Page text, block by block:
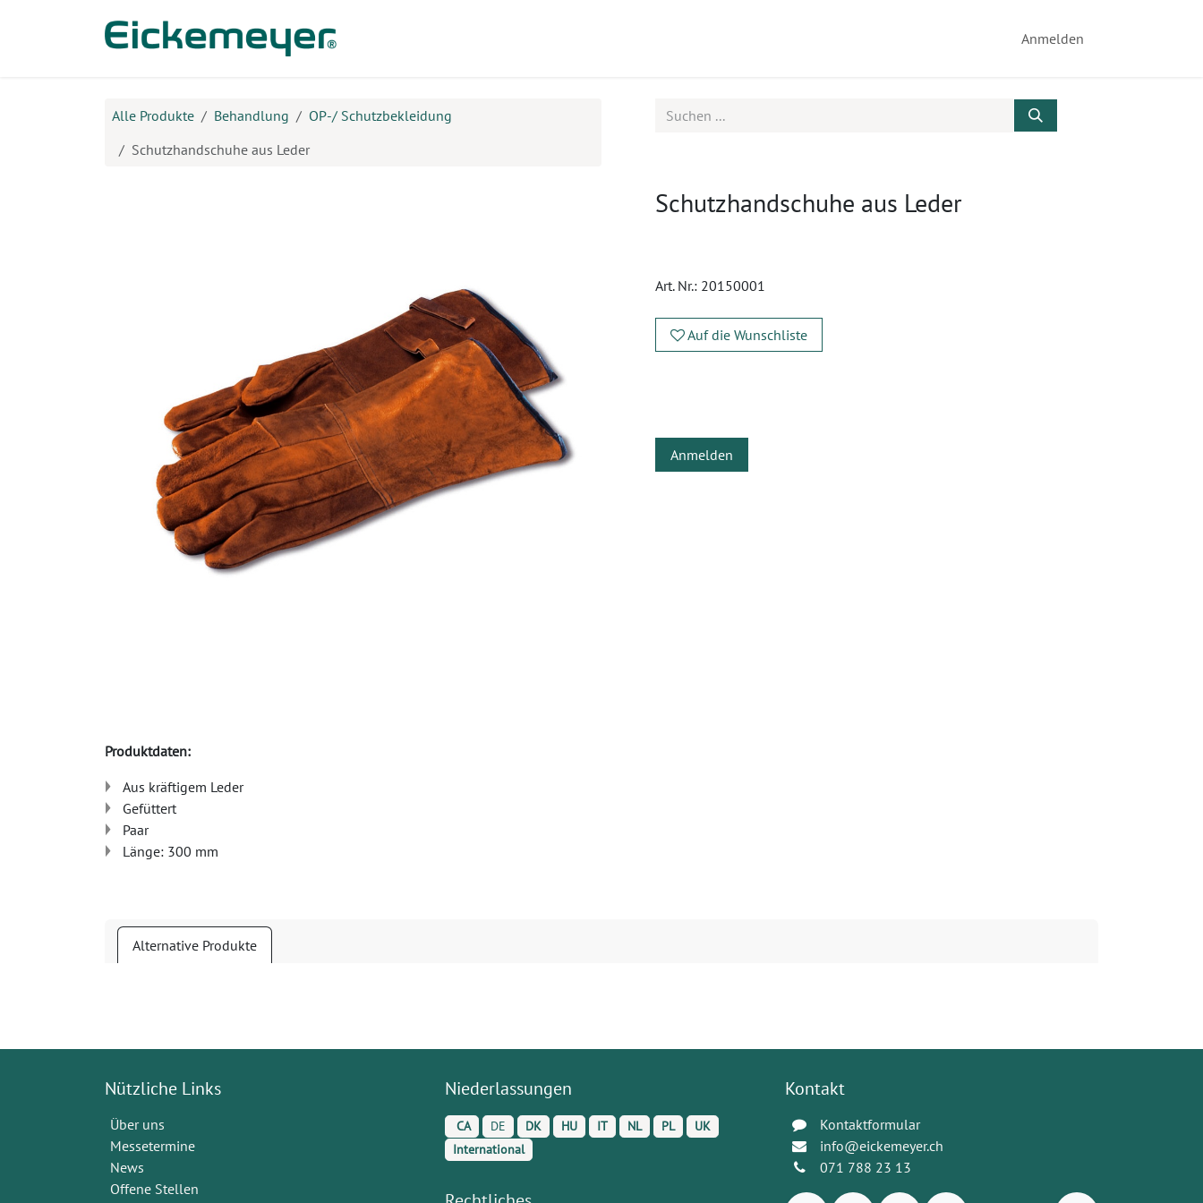
Anmelden
Alle Produkte Behandlung
OP-/ Schutzbekleidung
Schutzhandschuhe aus Leder
Schutzhandschuhe aus Leder
Art. Nr.: 20150001
Auf die Wunschliste
Anmelden
Produktdaten:
Aus kräftigem Leder
Gefüttert
Paar
Länge: 300 mm
Alternative Produkte
Nützliche Links
Über uns
Messetermine
News
Offene Stellen
Niederlassungen
CA DE DK HU IT NL PL
UK
International
Kontakt
Kontaktformular
info@eickemeyer.ch
071 788 23 13